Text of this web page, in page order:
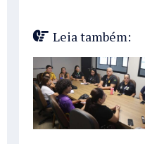
Leia também: